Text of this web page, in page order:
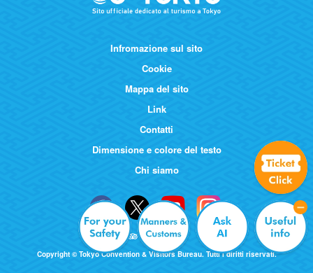
Infromazione sul sito
Cookie
Mappa del sito
Link
Contatti
Dimensione e colore del testo
Chi siamo
Copyright © Tokyo Convention & Visitors Bureau. Tutti i diritti riservati.